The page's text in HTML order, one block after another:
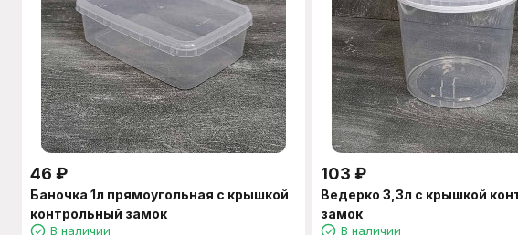
46 ₽
Баночка 1л прямоугольная с крышкой
контрольный замок
В наличии
103 ₽
Ведерко 3,3л с крышкой
замок
В наличии